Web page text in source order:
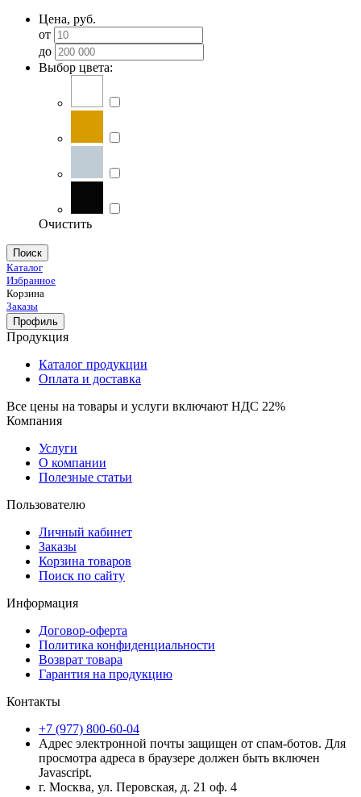
Цена, руб.
от
до
Выбор цвета:
Очистить
Поиск
Каталог
Избранное
Корзина
Заказы
Профиль
Продукция
Каталог продукции
Оплата и доставка
Все цены на товары и услуги включают НДС 22%
Компания
Услуги
О компании
Полезные статьи
Пользователю
Личный кабинет
Заказы
Корзина товаров
Поиск по сайту
Информация
Договор-оферта
Политика конфиденциальности
Возврат товара
Гарантия на продукцию
Контакты
+7 (977) 800-60-04
Адрес электронной почты защищен от спам-ботов. Для
просмотра адреса в браузере должен быть включен
Javascript.
г. Москва, ул. Перовская, д. 21 оф. 4